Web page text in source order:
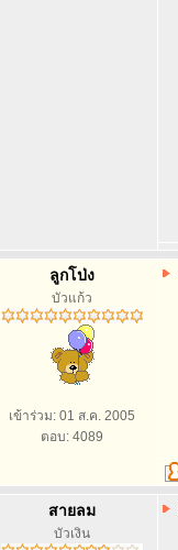
ลูกโป่ง
บัวแก้ว
เข้าร่วม: 01 ส.ค. 2005
ตอบ: 4089
สายลม
บัวเงิน